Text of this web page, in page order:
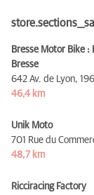
Bresse Motor Bike
Bresse
642 Av. de Lyon,
46,4 km
Unik Moto
701 Rue du
48,7 km
Ricciracing Factory